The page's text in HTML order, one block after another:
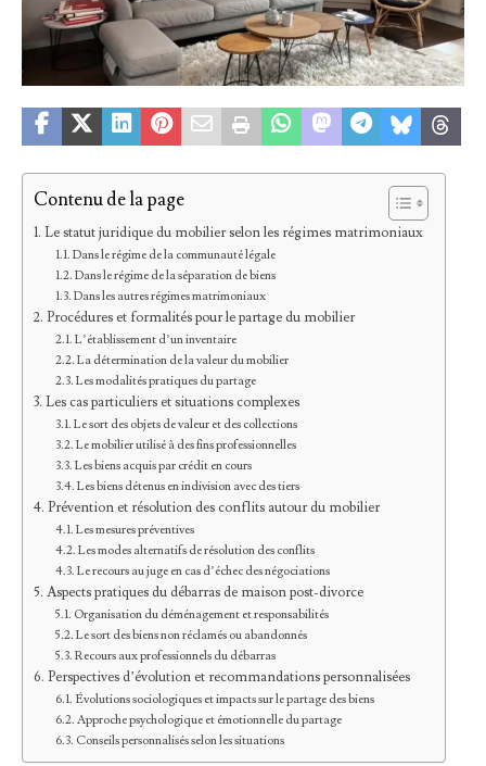
Contenu de la page
Le statut juridique du mobilier selon les régimes matrimoniaux
Dans le régime de la communauté légale
Dans le régime de la séparation de biens
Dans les autres régimes matrimoniaux
Procédures et formalités pour le partage du mobilier
L’établissement d’un inventaire
La détermination de la valeur du mobilier
Les modalités pratiques du partage
Les cas particuliers et situations complexes
Le sort des objets de valeur et des collections
Le mobilier utilisé à des fins professionnelles
Les biens acquis par crédit en cours
Les biens détenus en indivision avec des tiers
Prévention et résolution des conflits autour du mobilier
Les mesures préventives
Les modes alternatifs de résolution des conflits
Le recours au juge en cas d’échec des négociations
Aspects pratiques du débarras de maison post-divorce
Organisation du déménagement et responsabilités
Le sort des biens non réclamés ou abandonnés
Recours aux professionnels du débarras
Perspectives d’évolution et recommandations personnalisées
Évolutions sociologiques et impacts sur le partage des biens
Approche psychologique et émotionnelle du partage
Conseils personnalisés selon les situations